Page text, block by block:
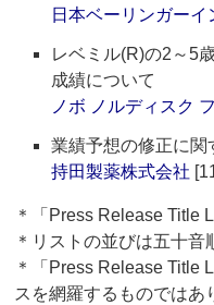
日本ベーリンガー
レベミル(R)の2～5
成績について
ノボ ノルディスク
業績予想の修正に関
持田製薬株式会社
＊「Press Release Title
＊リストの並びは五十音
＊「Press Release Title
スを網羅するものではあ